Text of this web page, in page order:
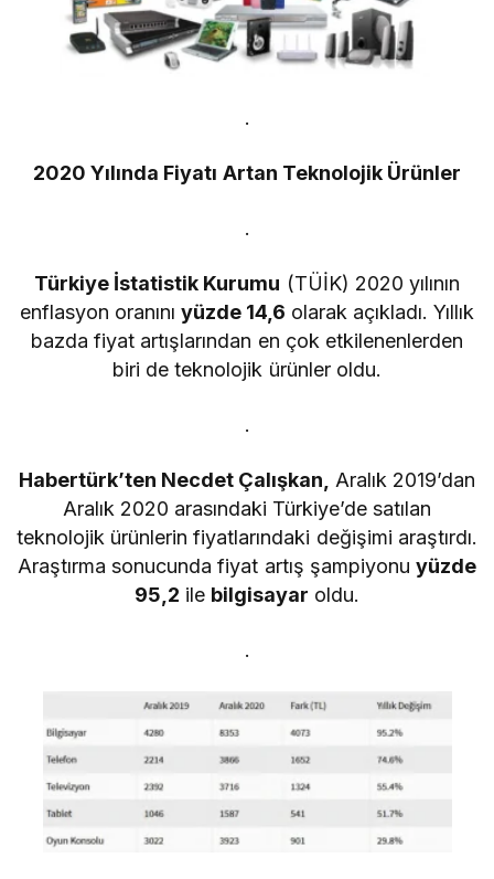
.
2020 Yılında Fiyatı Artan Teknolojik Ürünler
.
Türkiye İstatistik Kurumu (TÜİK) 2020 yılının
enflasyon oranını yüzde 14,6 olarak açıkladı. Yıllık
bazda fiyat artışlarından en çok etkilenenlerden
biri de teknolojik ürünler oldu.
.
Habertürk’ten Necdet Çalışkan, Aralık 2019’dan
Aralık 2020 arasındaki Türkiye’de satılan
teknolojik ürünlerin fiyatlarındaki değişimi araştırdı.
Araştırma sonucunda fiyat artış şampiyonu yüzde
95,2 ile bilgisayar oldu.
.